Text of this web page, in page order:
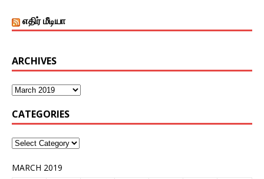
எதிர் மீடியா
ARCHIVES
CATEGORIES
MARCH 2019